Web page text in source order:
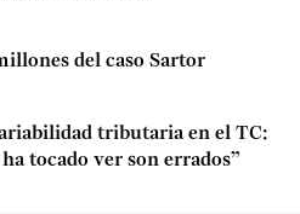
del caso Sartor
tributaria en el TC:
tocado ver son errados”